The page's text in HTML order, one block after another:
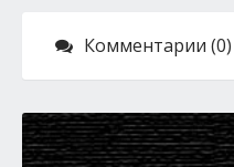
Комментарии (0)